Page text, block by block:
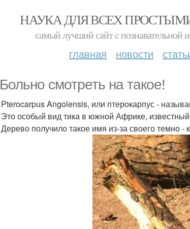
НАУКА ДЛЯ ВСЕХ
самый лучший сайт c познавательной
главная новости
Больно смотреть на такое!
Pterocarpus Angolensis, или птерокарпус -
Это особый вид тика в южной Африке,
Дерево получило такое имя из-за своего темно -